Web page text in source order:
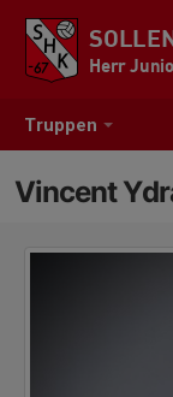
Truppen
Herr
Vincent